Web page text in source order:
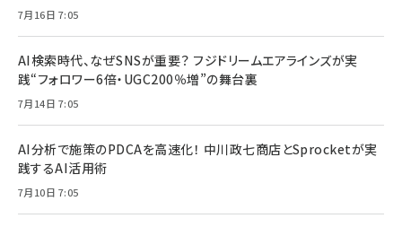
7月16日 7:05
AI検索時代、なぜSNSが重要？ フジドリームエアラインズが実
践“フォロワー6倍・UGC200％増”の舞台裏
7月14日 7:05
AI分析で施策のPDCAを高速化！ 中川政七商店とSprocketが実
践するAI活用術
7月10日 7:05